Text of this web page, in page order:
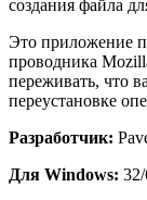
создания файла
Это приложение
проводника
переживать, что
переустановке
Разработчик:
Для Windows: